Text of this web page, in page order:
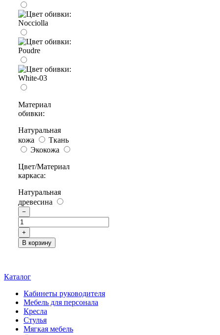
Материал
обивки:
Натуральная
кожа
Ткань
Экокожа
Цвет/Материал
каркаса:
Натуральная
древесина
−
+
В корзину
Каталог
Кабинеты руководителя
Мебель для персонала
Кресла
Стулья
Мягкая мебель